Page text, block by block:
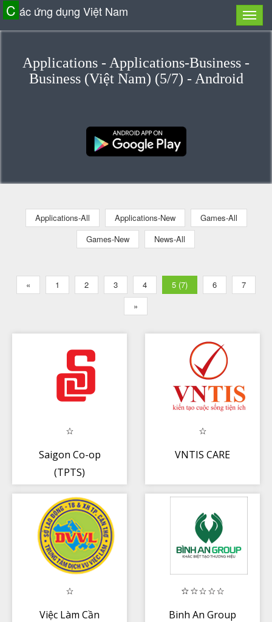
C ác ứng dụng Việt Nam
Applications - Applications-Business -
Business (Việt Nam) (5/7) - Android
Applications-All Applications-New
Games-All
Games-New
News-All
« 1 2 3 4 5 (7) 6
7
»
Saigon Co-op
(TPTS)
VNTIS CARE
Việc Làm Cần
Binh An Group